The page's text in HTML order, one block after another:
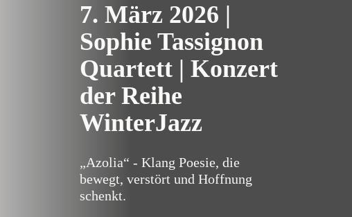
7. März 2026 |
Sophie Tassignon
Quartett | Konzert
der Reihe
WinterJazz
„Azolia“ - Klang Poesie, die
bewegt, verstört und Hoffnung
schenkt.